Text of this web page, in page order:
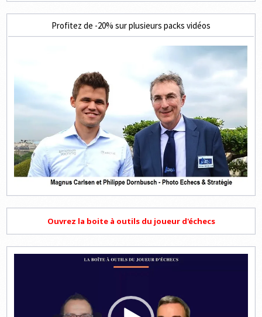
Profitez de -20% sur plusieurs packs vidéos
Ouvrez la boite à outils du joueur d'échecs